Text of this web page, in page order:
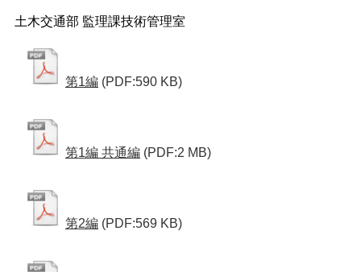
土木交通部 監理課技術管理室
第1編 (PDF:590 KB)
第1編 共通編 (PDF:2 MB)
第2編 (PDF:569 KB)